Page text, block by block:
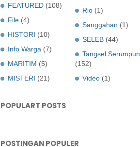
FEATURED (108)
File (4)
HISTORI (10)
Info Warga (7)
MARITIM (5)
MISTERI (21)
Rio (1)
Sanggahan (1)
SELEB (44)
Tangsel Serumpun
(152)
Video (1)
POPULART POSTS
POSTINGAN POPULER